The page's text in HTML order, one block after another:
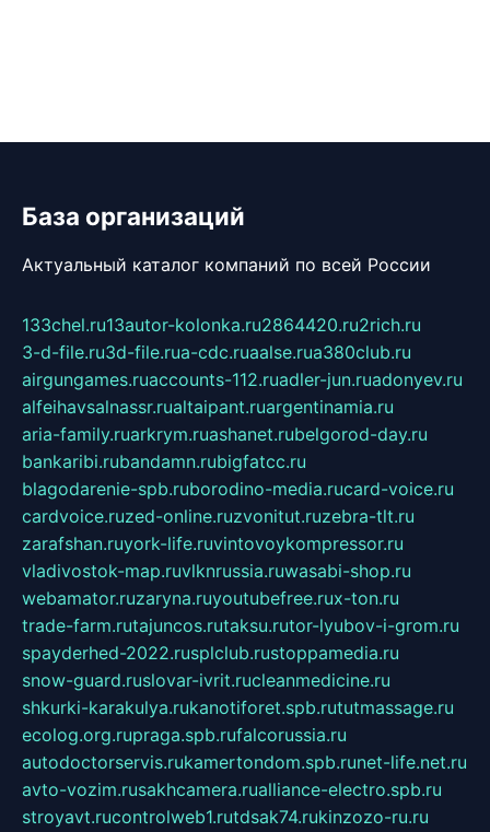
База организаций
Актуальный каталог компаний по всей России
133chel.ru13autor-kolonka.ru2864420.ru2rich.ru
3-d-file.ru3d-file.rua-cdc.ruaalse.rua380club.ru
airgungames.ruaccounts-112.ruadler-jun.ruadonyev.ru
alfeihavsalnassr.rualtaipant.ruargentinamia.ru
aria-family.ruarkrym.ruashanet.rubelgorod-day.ru
bankaribi.rubandamn.rubigfatcc.ru
blagodarenie-spb.ruborodino-media.rucard-voice.ru
cardvoice.ruzed-online.ruzvonitut.ruzebra-tlt.ru
zarafshan.ruyork-life.ruvintovoykompressor.ru
vladivostok-map.ruvlknrussia.ruwasabi-shop.ru
webamator.ruzaryna.ruyoutubefree.rux-ton.ru
trade-farm.rutajuncos.rutaksu.rutor-lyubov-i-grom.ru
spayderhed-2022.rusplclub.rustoppamedia.ru
snow-guard.ruslovar-ivrit.rucleanmedicine.ru
shkurki-karakulya.rukanotiforet.spb.rututmassage.ru
ecolog.org.rupraga.spb.rufalcorussia.ru
autodoctorservis.rukamertondom.spb.runet-life.net.ru
avto-vozim.rusakhcamera.rualliance-electro.spb.ru
stroyavt.rucontrolweb1.rutdsak74.rukinzozo-ru.ru